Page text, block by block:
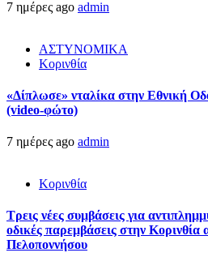
7 ημέρες ago admin
ΑΣΤΥΝΟΜΙΚΑ
Κορινθία
«Δίπλωσε» νταλίκα στην Εθνική
(video-φώτο)
7 ημέρες ago admin
Κορινθία
Τρεις νέες συμβάσεις για
οδικές παρεμβάσεις στην Κορινθία
Πελοποννήσου